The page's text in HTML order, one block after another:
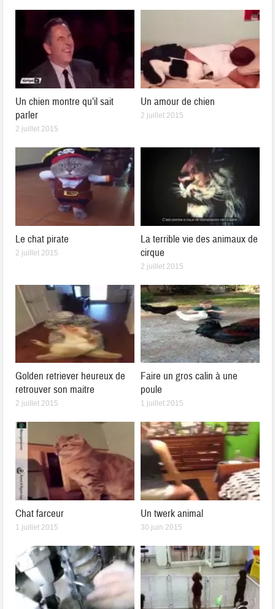
Un chien montre qu’il sait
parler
2 juillet 2015
Un amour de chien
2 juillet 2015
Le chat pirate
2 juillet 2015
La terrible vie des animaux de
cirque
2 juillet 2015
Golden retriever heureux de
retrouver son maitre
2 juillet 2015
Faire un gros calin à une
poule
1 juillet 2015
Chat farceur
1 juillet 2015
Un twerk animal
30 juin 2015